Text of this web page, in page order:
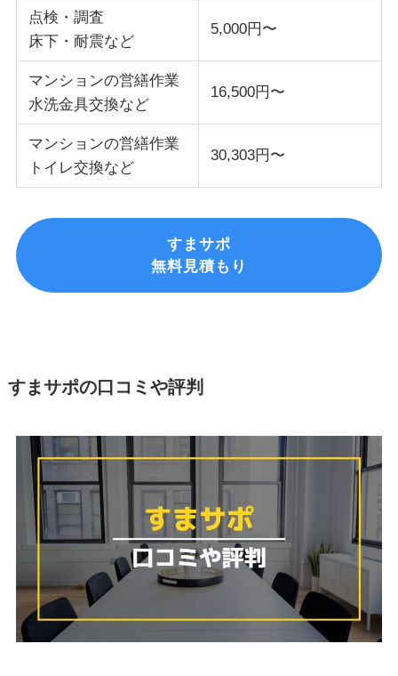
点検・調査
床下・耐震など
5,000円〜
マンションの営繕作業
水洗金具交換など
16,500円〜
マンションの営繕作業
トイレ交換など
30,303円〜
すまサポ
無料見積もり
すまサポの口コミや評判